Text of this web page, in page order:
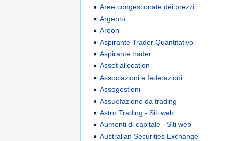
Aree congestionate dei prezzi
Argento
Aroon
Aspirante Trader Quantitativo
Aspirante trader
Asset allocation
Associazioni e federazioni
Assogestioni
Assuefazione da trading
Astro Trading - Siti web
Aumenti di capitale - Siti web
Australian Securities Exchange